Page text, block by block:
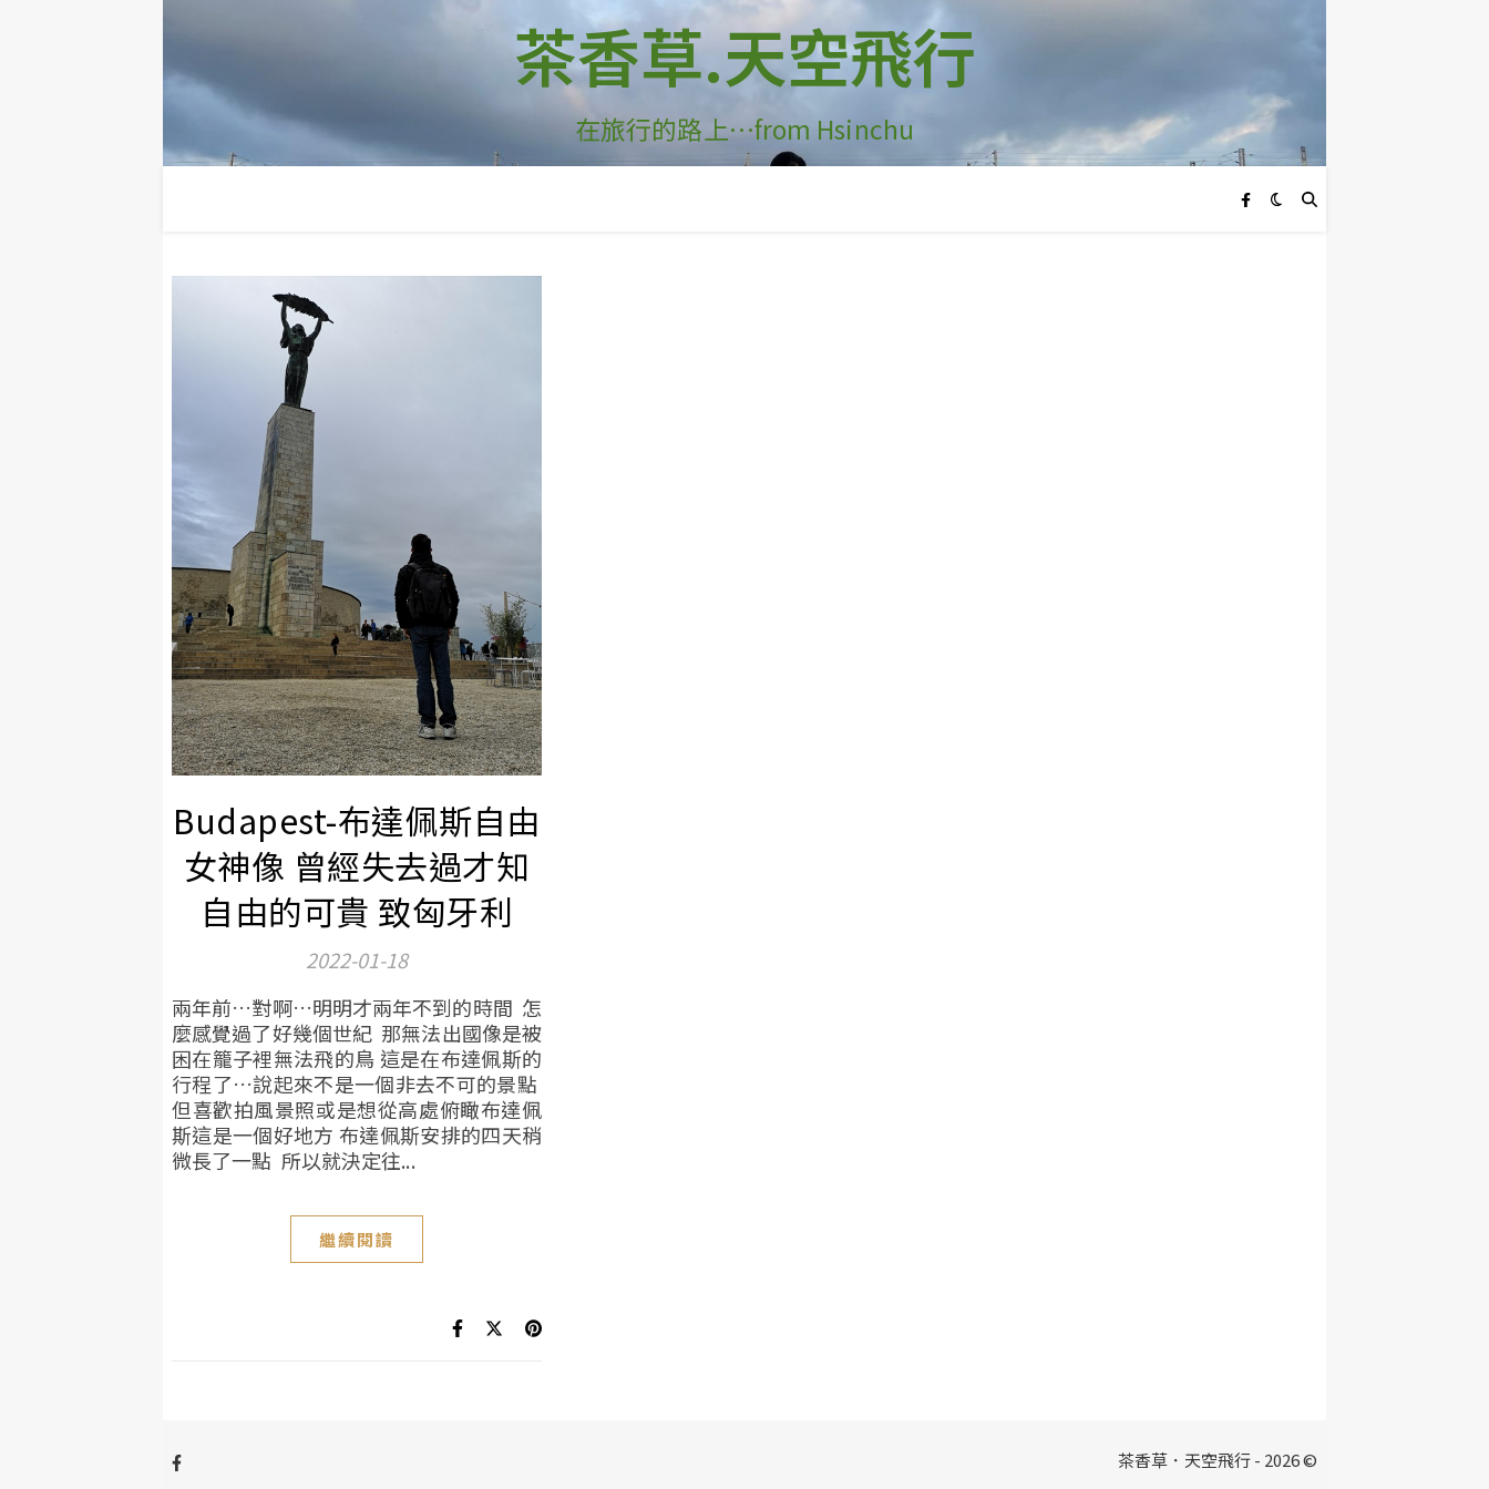
茶香草.天空飛行
在旅行的路上…from Hsinchu
Budapest-布達佩斯自由
女神像 曾經失去過才知
自由的可貴 致匈牙利
2022-01-18
兩年前…對啊…明明才兩年不到的時間 怎
麼感覺過了好幾個世紀 那無法出國像是被
困在籠子裡無法飛的鳥 這是在布達佩斯的
行程了…說起來不是一個非去不可的景點
但喜歡拍風景照或是想從高處俯瞰布達佩
斯這是一個好地方 布達佩斯安排的四天稍
微長了一點 所以就決定往...
繼續閱讀
茶香草．天空飛行 - 2026 ©